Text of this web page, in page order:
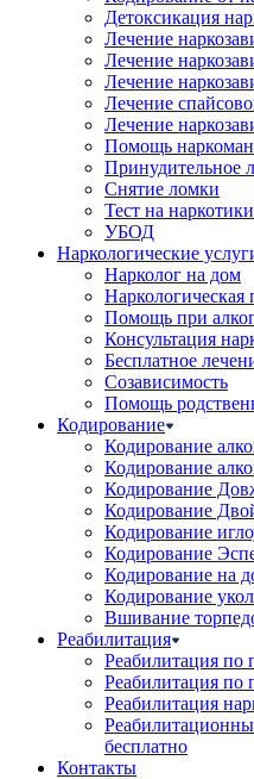
Детоксикация
Лечение
Лечение
Лечение
Лечение
Лечение
Помощь
Принудительное
Снятие ломки
Тест на
УБОД
Наркологические
Нарколог на дом
Помощь при
Консультация
Бесплатное
Созависимость
Помощь
Кодирование
Кодирование
Кодирование
Кодирование
Кодирование
Кодирование
Кодирование
Кодирование на
Кодирование
Вшивание
Реабилитация
Реабилитация по
Реабилитация по
Реабилитация
бесплатно
Контакты